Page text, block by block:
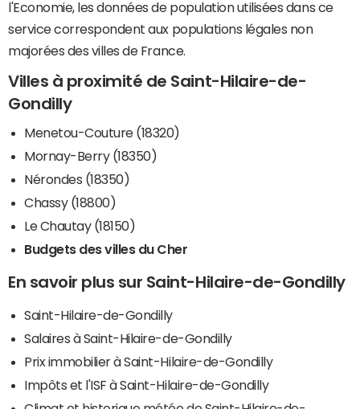
l'Economie, les données de population utilisées dans ce
service correspondent aux populations légales non
majorées des villes de France.
Villes à proximité de Saint-Hilaire-de-
Gondilly
Menetou-Couture (18320)
Mornay-Berry (18350)
Nérondes (18350)
Chassy (18800)
Le Chautay (18150)
Budgets des villes du Cher
En savoir plus sur Saint-Hilaire-de-Gondilly
Saint-Hilaire-de-Gondilly
Salaires à Saint-Hilaire-de-Gondilly
Prix immobilier à Saint-Hilaire-de-Gondilly
Impôts et l'ISF à Saint-Hilaire-de-Gondilly